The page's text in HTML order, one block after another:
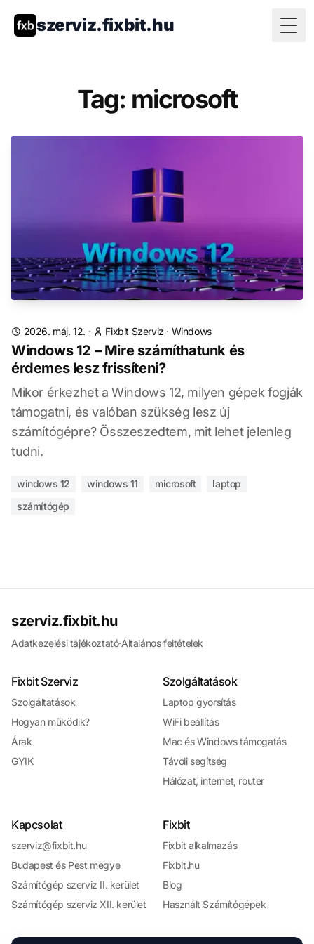
szerviz.fixbit.hu
Tag: microsoft
2026. máj. 12. · Fixbit Szerviz · Windows
Windows 12 – Mire számíthatunk és
érdemes lesz frissíteni?
Mikor érkezhet a Windows 12, milyen gépek fogják
támogatni, és valóban szükség lesz új
számítógépre? Összeszedtem, mit lehet jelenleg
tudni.
windows 12 windows 11 microsoft
laptop
számítógép
szerviz.fixbit.hu
Adatkezelési tájékoztató·Általános feltételek
Fixbit Szerviz
Szolgáltatások
Hogyan működik?
Árak
GYIK
Szolgáltatások
Laptop gyorsítás
WiFi beállítás
Mac és Windows támogatás
Távoli segítség
Hálózat, internet, router
Kapcsolat
szerviz@fixbit.hu
Budapest és Pest megye
Számítógép szerviz II. kerület
Számítógép szerviz XII. kerület
Fixbit
Fixbit alkalmazás
Fixbit.hu
Blog
Használt Számítógépek